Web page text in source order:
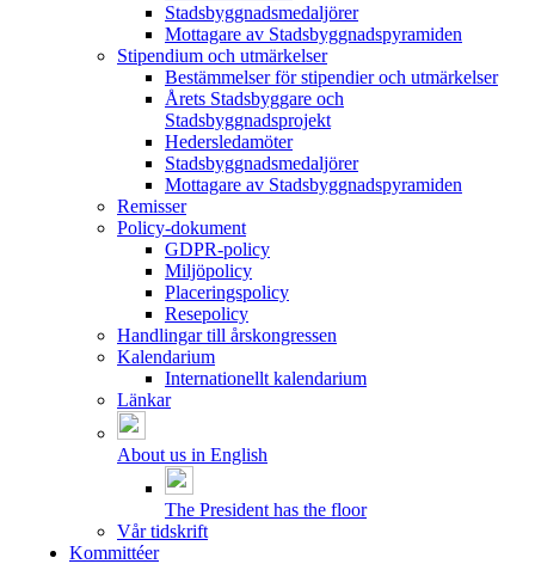
Stadsbyggnadsmedaljörer
Mottagare av Stadsbyggnadspyramiden
Stipendium och utmärkelser
Bestämmelser för stipendier och utmärkelser
Årets Stadsbyggare och
Stadsbyggnadsprojekt
Hedersledamöter
Stadsbyggnadsmedaljörer
Mottagare av Stadsbyggnadspyramiden
Remisser
Policy-dokument
GDPR-policy
Miljöpolicy
Placeringspolicy
Resepolicy
Handlingar till årskongressen
Kalendarium
Internationellt kalendarium
Länkar
About us in English
The President has the floor
Vår tidskrift
Kommittéer